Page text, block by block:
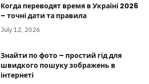
Когда переводят время в Україні 2026
– точні дати та правила
July 12, 2026
Знайти по фото – простий гід для
швидкого пошуку зображень в
інтернеті